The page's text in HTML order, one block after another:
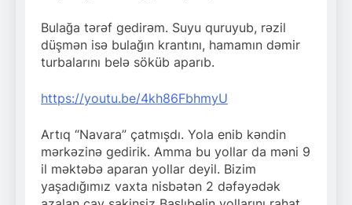
Bulağa tərəf gedirəm. Suyu quruyub, rəzil
düşmən isə bulağın krantını, hamamın dəmir
turbalarını belə söküb aparıb.
https://youtu.be/4kh86FbhmyU
Artıq “Navara” çatmışdı. Yola enib kəndin
mərkəzinə gedirik. Amma bu yollar da məni 9
il məktəbə aparan yollar deyil. Bizim
yaşadığımız vaxta nisbətən 2 dəfəyədək